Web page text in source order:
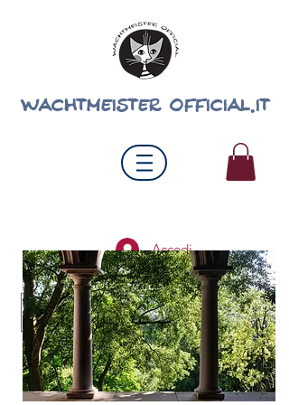
wachtmeister official.it
Accedi